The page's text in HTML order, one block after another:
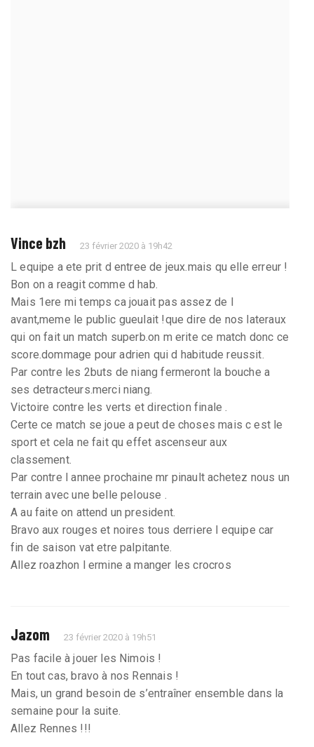
Vince bzh 23 février 2020 à 19h42
L equipe a ete prit d entree de jeux.mais qu elle erreur !
Bon on a reagit comme d hab.
Mais 1ere mi temps ca jouait pas assez de l
avant,meme le public gueulait !que dire de nos lateraux
qui on fait un match superb.on m erite ce match donc ce
score.dommage pour adrien qui d habitude reussit.
Par contre les 2buts de niang fermeront la bouche a
ses detracteurs.merci niang.
Victoire contre les verts et direction finale .
Certe ce match se joue a peut de choses mais c est le
sport et cela ne fait qu effet ascenseur aux
classement.
Par contre l annee prochaine mr pinault achetez nous un
terrain avec une belle pelouse .
A au faite on attend un president.
Bravo aux rouges et noires tous derriere l equipe car
fin de saison vat etre palpitante.
Allez roazhon l ermine a manger les crocros
Jazom 23 février 2020 à 19h51
Pas facile à jouer les Nimois !
En tout cas, bravo à nos Rennais !
Mais, un grand besoin de s’entraîner ensemble dans la
semaine pour la suite.
Allez Rennes !!!